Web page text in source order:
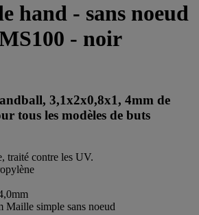
hand - sans noeud
- noir
3,1x2x0,8x1, 4mm de
tous les modèles de buts
traité contre les UV.
Maille simple sans noeud